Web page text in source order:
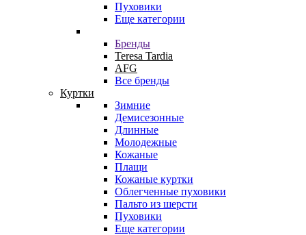
Пуховики
Еще категории
Бренды
Teresa Tardia
AFG
Все бренды
Куртки
Зимние
Демисезонные
Длинные
Молодежные
Кожаные
Плащи
Кожаные куртки
Облегченные пуховики
Пальто из шерсти
Пуховики
Еще категории